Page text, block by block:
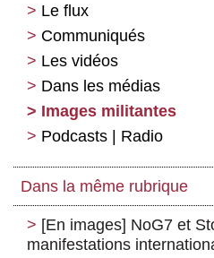
Le flux
Communiqués
Les vidéos
Dans les médias
Images militantes
Podcasts | Radio
Dans la même rubrique
[En images] NoG7 et
manifestations